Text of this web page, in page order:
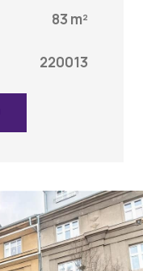
83 m²
220013